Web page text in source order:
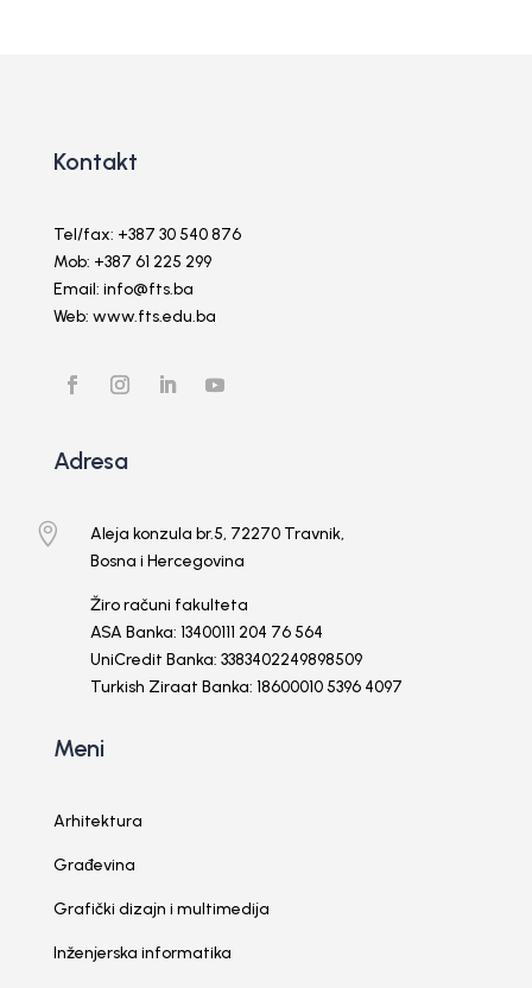
Kontakt
Tel/fax: +387 30 540 876
Mob: +387 61 225 299
Email: info@fts.ba
Web: www.fts.edu.ba
Adresa

Aleja konzula br.5, 72270 Travnik,
Bosna i Hercegovina
Žiro računi fakulteta
ASA Banka: 13400111 204 76 564
UniCredit Banka: 3383402249898509
Turkish Ziraat Banka: 18600010 5396 4097
Meni
Arhitektura
Građevina
Grafički dizajn i multimedija
Inženjerska informatika